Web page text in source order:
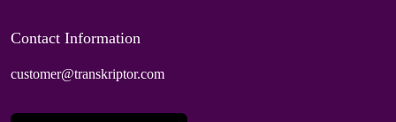
Contact Information
customer@transkriptor.com